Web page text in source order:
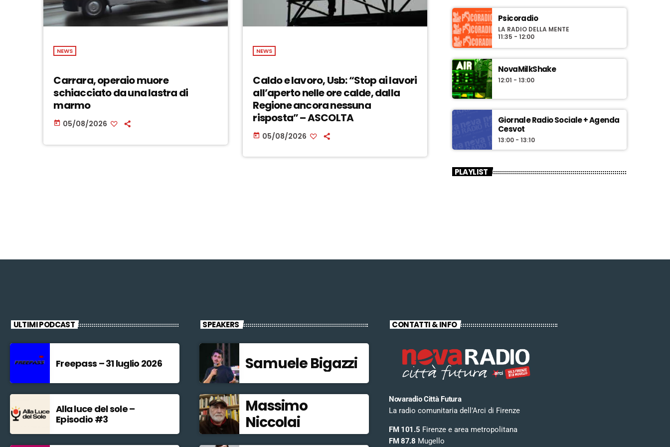
NEWS
Carrara, operaio muore
schiacciato da una lastra di
marmo
today 05/08/2026
NEWS
Caldo e lavoro, Usb: “Stop ai lavori
all’aperto nelle ore calde, dalla
Regione ancora nessuna
risposta” – ASCOLTA
today 05/08/2026
Psicoradio
LA RADIO DELLA MENTE
11:35 - 12:00
NovaMilkShake
12:01 - 13:00
Giornale Radio Sociale + Agenda
Cesvot
13:00 - 13:10
PLAYLIST
ULTIMI PODCAST
Freepass – 31 luglio 2026
Alla luce del sole –
Episodio #3
SPEAKERS
Samuele Bigazzi
Massimo
Niccolai
CONTATTI & INFO
Novaradio Città Futura
La radio comunitaria dell’Arci di Firenze
FM 101.5 Firenze e area metropolitana
FM 87.8 Mugello